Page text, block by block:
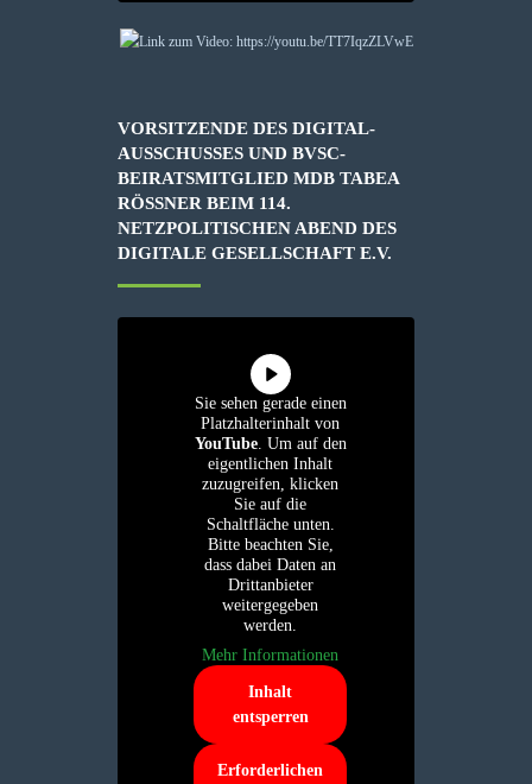
VORSITZENDE DES DIGITAL-
AUSSCHUSSES UND BVSC-
BEIRATSMITGLIED MDB TABEA
RÖSSNER BEIM 114. N
ETZPOLITISCHEN ABEND DES D
IGITALE GESELLSCHAFT E.V.
Sie sehen gerade einen
Platzhalterinhalt von
YouTube. Um auf den
eigentlichen Inhalt
zuzugreifen, klicken
Sie auf die
Schaltfläche unten.
Bitte beachten Sie,
dass dabei Daten an
Drittanbieter
weitergegeben
werden.
Mehr Informationen
Inhalt
entsperren
Erforderlichen